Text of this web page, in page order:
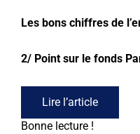
Les bons chiffres de
2/ Point sur le fonds
Lire l’article
Bonne lecture !